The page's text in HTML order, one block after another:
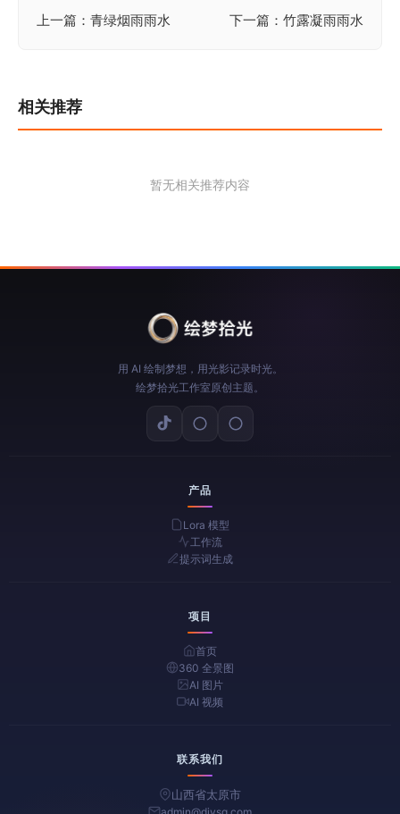
文
航
上一篇：青绿烟雨雨水 下一篇：竹露凝雨雨水
相关推荐
暂无相关推荐内容
用 AI 绘制梦想，用光影记录时光。
绘梦拾光工作室原创主题。
产品
Lora 模型
工作流
提示词生成
项目
首页
360 全景图
AI 图片
AI 视频
联系我们
山西省太原市